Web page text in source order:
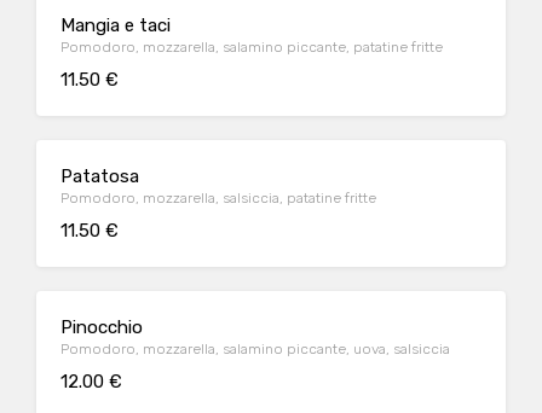
Mangia e taci
Pomodoro, mozzarella, salamino piccante, patatine fritte
11.50 €
Patatosa
Pomodoro, mozzarella, salsiccia, patatine fritte
11.50 €
Pinocchio
Pomodoro, mozzarella, salamino piccante, uova, salsiccia
12.00 €